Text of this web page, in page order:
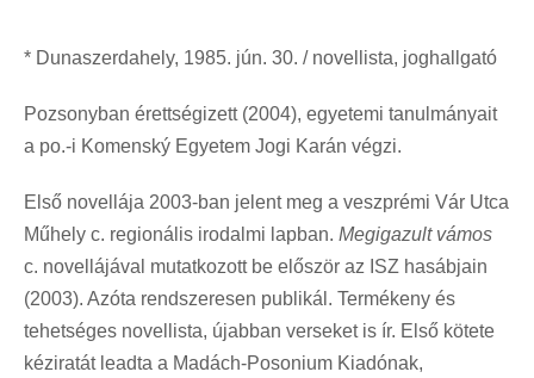
* Dunaszerdahely, 1985. jún. 30. / novellista, joghallgató
Pozsonyban érettségizett (2004), egyetemi tanulmányait
a po.-i Komenský Egyetem Jogi Karán végzi.
Első novellája 2003-ban jelent meg a veszprémi Vár Utca
Műhely c. regionális irodalmi lapban. Megigazult vámos
c. novellájával mutatkozott be először az ISZ hasábjain
(2003). Azóta rendszeresen publikál. Termékeny és
tehetséges novellista, újabban verseket is ír. Első kötete
kéziratát leadta a Madách-Posonium Kiadónak,